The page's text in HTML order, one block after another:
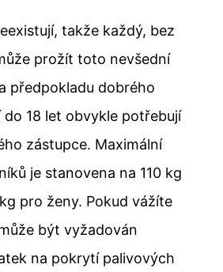
takže každý, bez
prožít toto nevšední
předpokladu dobrého
18 let obvykle potřebují
zástupce. Maximální
je stanovena na 110 kg
pro ženy. Pokud vážíte
být vyžadován
na pokrytí palivových